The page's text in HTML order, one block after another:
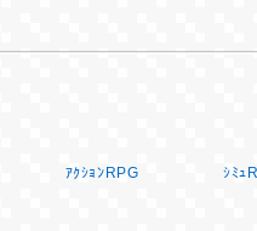
ｱｸｼｮﾝRPG ｼﾐｭ